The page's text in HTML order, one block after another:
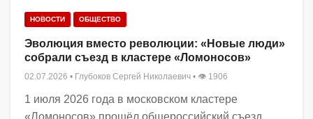
НОВОСТИ ОБЩЕСТВО
Эволюция вместо революции: «Новые люди»
собрали съезд в кластере «Ломоносов»
02.07.2026 • Глубоков Сергей Николаевич • 👁 1906
1 июля 2026 года в московском кластере
«Ломоносов» прошёл общероссийский съезд